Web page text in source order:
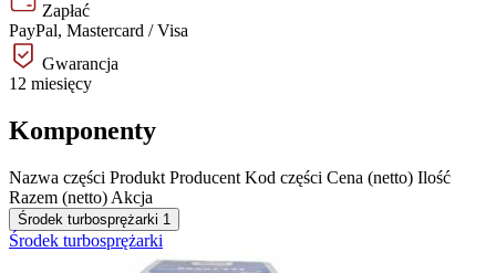
Zapłać
PayPal, Mastercard / Visa
Gwarancja
12 miesięcy
Komponenty
Nazwa części Produkt Producent Kod części Cena (netto) Ilość
Razem (netto) Akcja
Środek turbosprężarki 1
Środek turbosprężarki